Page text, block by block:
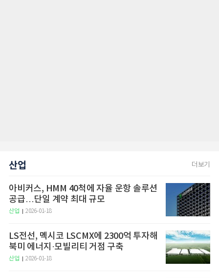
산업 더보기
아비커스, HMM 40척에 자율 운항 솔루션
공급…단일 계약 최대 규모
산업 2026-01-18
LS전선, 멕시코 LSCMX에 2300억 투자해
북미 에너지·모빌리티 거점 구축
산업 2026-01-18